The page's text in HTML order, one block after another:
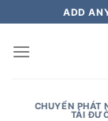
to
content
ADD
CHUYỂN PHÁT
TẢI